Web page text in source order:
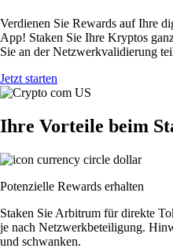
Verdienen Sie Rewards auf Ihre
App! Staken Sie Ihre Kryptos
Sie an der Netzwerkvalidierung
Jetzt starten
Ihre Vorteile beim
Potenzielle Rewards erhalten
Staken Sie Arbitrum für direkte
je nach Netzwerkbeteiligung.
und schwanken.